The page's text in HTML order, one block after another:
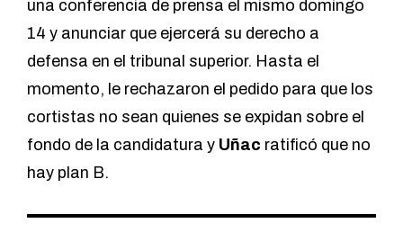
una conferencia de prensa el mismo domingo
14 y anunciar que ejercerá su derecho a
defensa en el tribunal superior. Hasta el
momento, le rechazaron el pedido para que los
cortistas no sean quienes se expidan sobre el
fondo de la candidatura y Uñac ratificó que no
hay plan B.